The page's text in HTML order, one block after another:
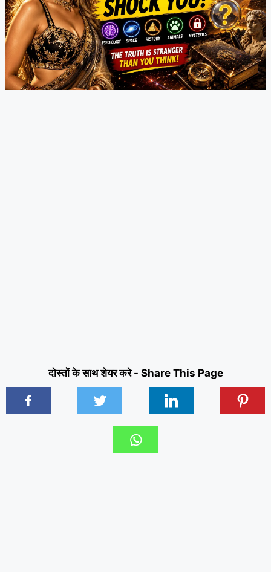
दोस्तों के साथ शेयर करे - Share This Page